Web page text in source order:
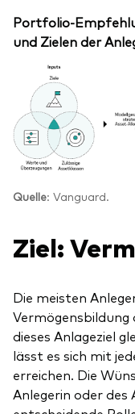
Portfolio-
und Zielen der
Quelle: Vanguard.
Ziel:
Die meisten
Vermögensbildung
dieses Anlageziel
lässt es sich mit
erreichen. Die
Anlegerin oder des